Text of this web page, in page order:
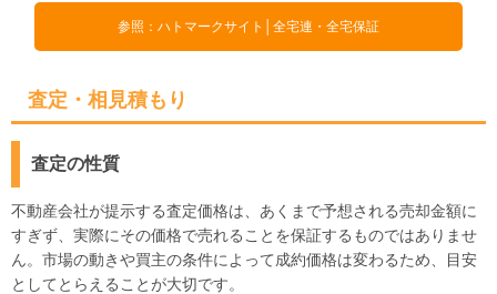
参照：ハトマークサイト│全宅連・全宅保証
査定・相見積もり
査定の性質
不動産会社が提示する査定価格は、あくまで予想される売却金額に
すぎず、実際にその価格で売れることを保証するものではありませ
ん。市場の動きや買主の条件によって成約価格は変わるため、目安
としてとらえることが大切です。